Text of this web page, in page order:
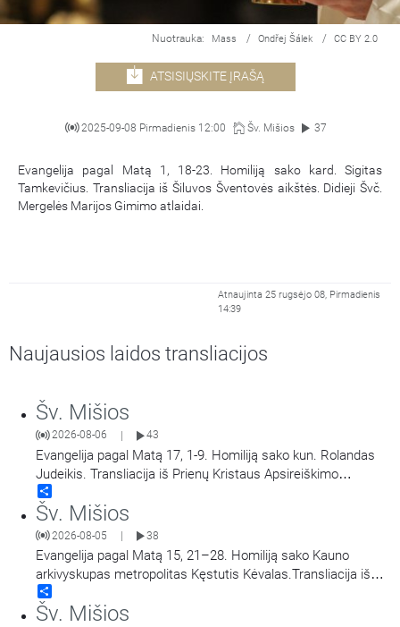
Nuotrauka: Mass / Ondřej Šálek / CC BY 2.0
ATSISIŲSKITE ĮRAŠĄ
2025-09-08 Pirmadienis 12:00 Šv. Mišios 37
Evangelija pagal Matą 1, 18-23. Homiliją sako kard. Sigitas
Tamkevičius. Transliacija iš Šiluvos Šventovės aikštės. Didieji Švč.
Mergelės Marijos Gimimo atlaidai.
Atnaujinta 25 rugsėjo 08, Pirmadienis
14:39
Naujausios laidos transliacijos
Šv. Mišios
2026-08-06 43
Evangelija pagal Matą 17, 1-9. Homiliją sako kun. Rolandas
Judeikis. Transliacija iš Prienų Kristaus Apsireiškimo
bažnyčios.
Šv. Mišios
2026-08-05 38
Evangelija pagal Matą 15, 21–28. Homiliją sako Kauno
arkivyskupas metropolitas Kęstutis Kėvalas.Transliacija iš
Šiluvos Švč. Mergelės Marijos Gimimo bazilikos.
Šv. Mišios